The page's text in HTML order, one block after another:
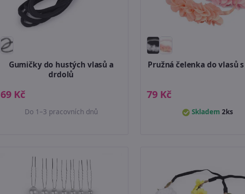
Gumičky do hustých vlasů a
drdolů
69 Kč
Do 1–3 pracovních dnů
Pružná čelenka do vlasů
79 Kč
Skladem 2ks